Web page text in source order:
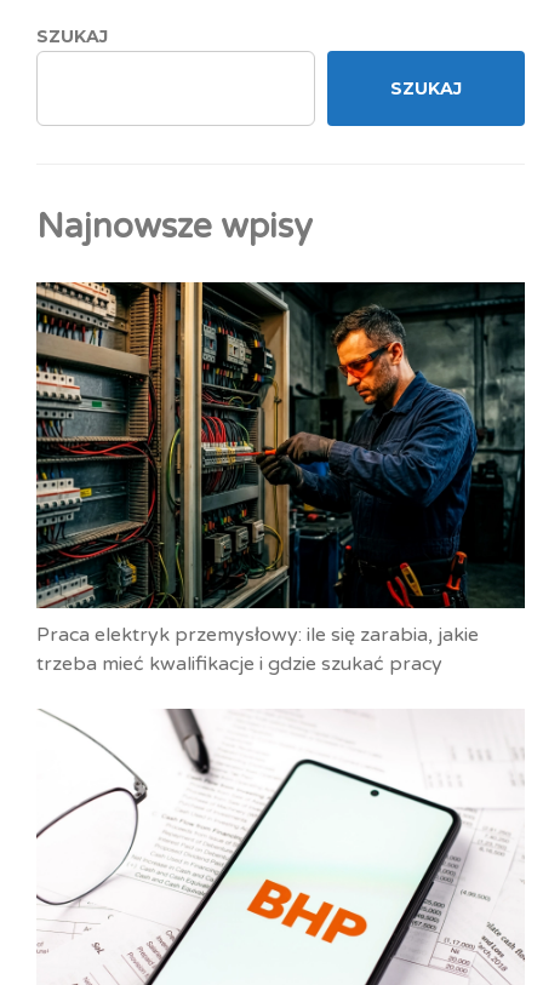
SZUKAJ
SZUKAJ
Najnowsze wpisy
Praca elektryk przemysłowy: ile się zarabia, jakie
trzeba mieć kwalifikacje i gdzie szukać pracy